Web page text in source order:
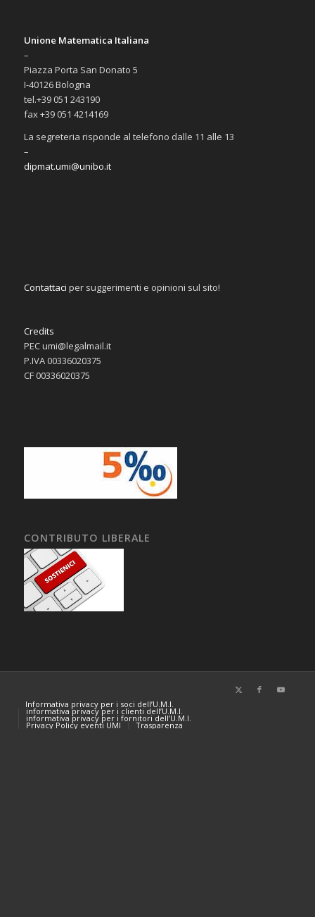
Unione Matematica Italiana
–
Piazza Porta San Donato 5
I-40126 Bologna
tel.+39 051 243190
fax +39 051 4214169
La segreteria risponde al telefono dalle 11 alle 13
–
dipmat.umi@unibo.it
Contattaci per suggerimenti e opinioni sul sito!
Credits
PEC umi@legalmail.it
P.IVA 00336020375
CF 00336020375
CONTRIBUTO LIBERALE
Informativa privacy per i soci dell’U.M.I.
informativa privacy per i clienti dell’U.M.I.
informativa privacy per i fornitori dell’U.M.I.
Privacy Policy eventi UMI Trasparenza